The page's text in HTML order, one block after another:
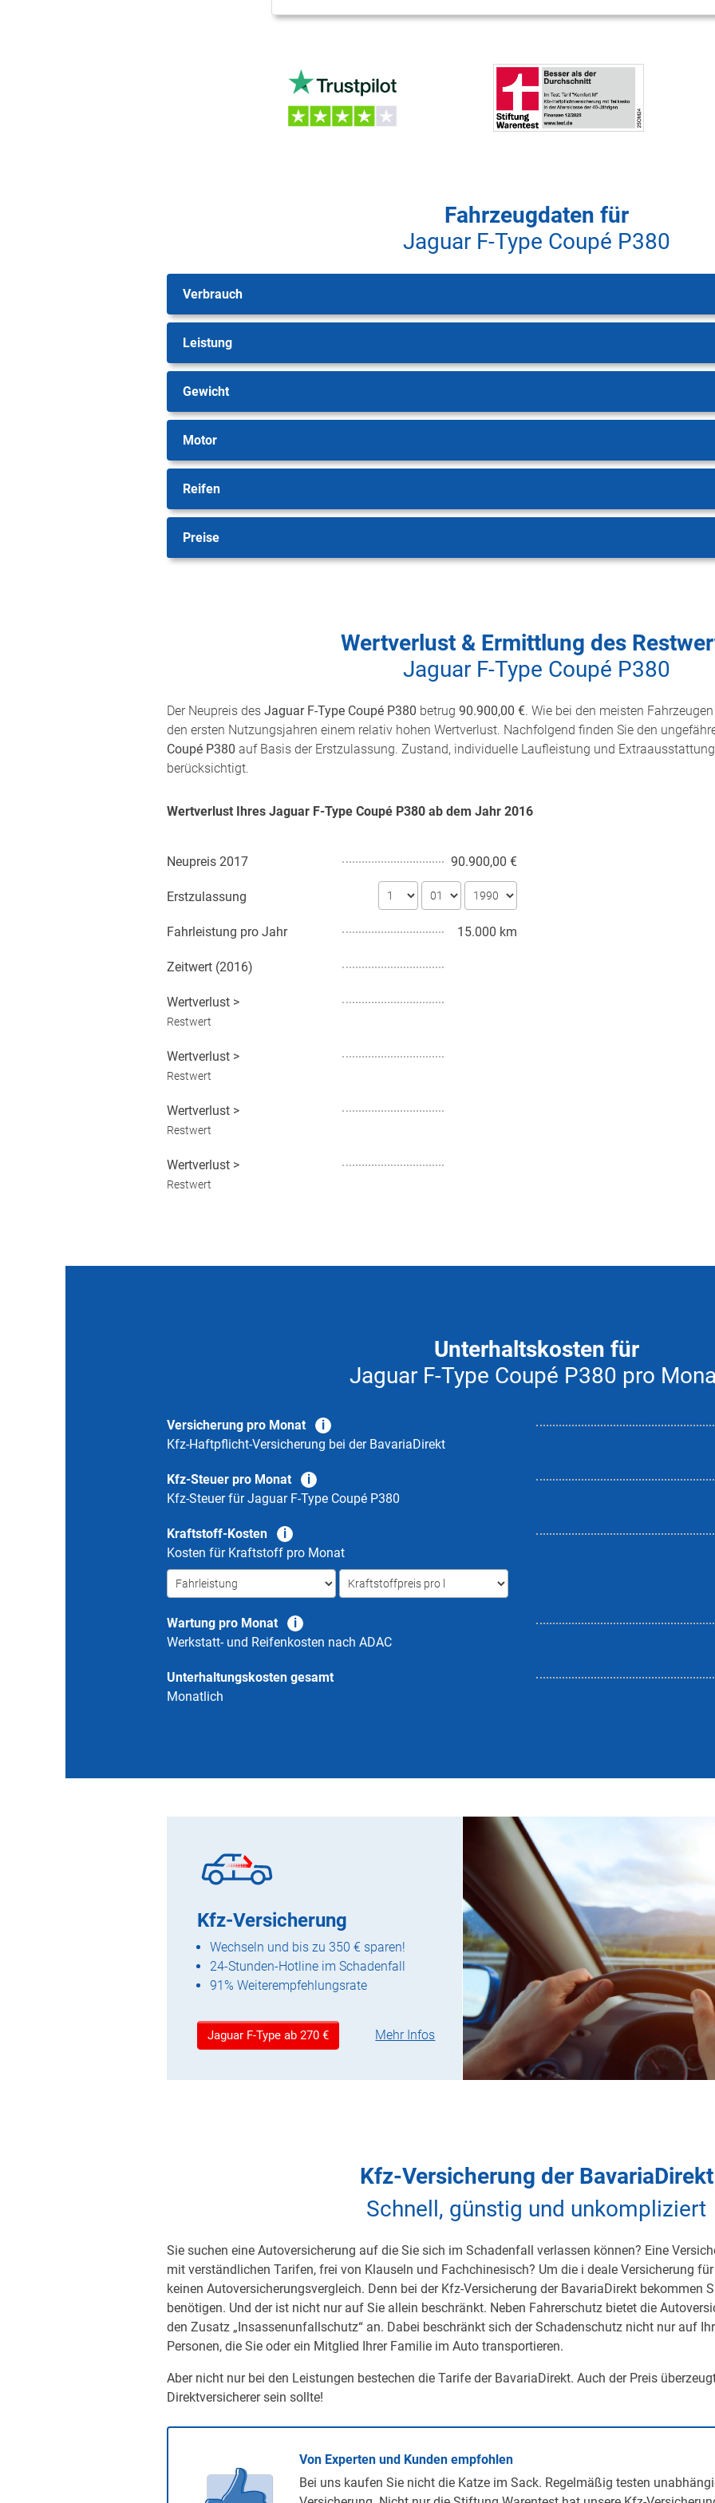
Fahrzeugdaten für
Jaguar F-Type Coupé P380
Verbrauch
Leistung
Gewicht
Motor
Reifen
Preise
Wertverlust & Ermittlung des
Jaguar F-Type Coupé P380
Der Neupreis des Jaguar F-Type Coupé P380 betrug 90.900,00 €. Wie bei den meisten
den ersten Nutzungsjahren einem relativ hohen Wertverlust. Nachfolgend finden Sie den
Coupé P380 auf Basis der Erstzulassung. Zustand, individuelle Laufleistung und
berücksichtigt.
Wertverlust Ihres Jaguar F-Type Coupé P380 ab dem Jahr 2016
Neupreis 2017 90.900,00 €
Erstzulassung
Fahrleistung pro Jahr 15.000 km
Zeitwert (2016)
Wertverlust >
Restwert
Wertverlust >
Restwert
Wertverlust >
Restwert
Wertverlust >
Restwert
Unterhaltskosten für
Jaguar F-Type Coupé P380 pro
Versicherung pro Monat
Kfz-Haftpflicht-Versicherung bei der BavariaDirekt
Kfz-Steuer pro Monat
Kfz-Steuer fürJaguar F-Type Coupé P380
Kraftstoff-Kosten
Kosten für Kraftstoff pro Monat
Wartung pro Monat
Werkstatt- und Reifenkosten nach ADAC
Unterhaltungskosten gesamt
Monatlich
Kfz-Versicherung
Wechseln und bis zu 350 € sparen!
24-Stunden-Hotline im Schadenfall
91% Weiterempfehlungsrate
Jaguar F-Type ab 270 € Mehr Infos
Kfz-Versicherung der BavariaDirekt
Schnell, günstig und unkompliziert
Sie suchen eine Autoversicherung auf die Sie sich im Schadenfall verlassen können? Eine
mit verständlichen Tarifen, frei von Klauseln und Fachchinesisch? Um die i deale Versicherung
keinen Autoversicherungsvergleich. Denn bei der Kfz-Versicherung der BavariaDirekt bekommen
benötigen. Und der ist nicht nur auf Sie allein beschränkt. Neben Fahrerschutz bietet die
den Zusatz „Insassenunfallschutz“ an. Dabei beschränkt sich der Schadenschutz nicht nur auf
Personen, die Sie oder ein Mitglied Ihrer Familie im Auto transportieren.
Aber nicht nur bei den Leistungen bestechen die Tarife der BavariaDirekt. Auch der Preis
Direktversicherer sein sollte!
Von Experten und Kunden empfohlen
Bei uns kaufen Sie nicht die Katze im Sack. Regelmäßig testen